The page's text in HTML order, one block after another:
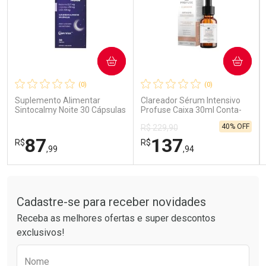
Comprar sem Desconto
Por R$ 189,99/cada
Comprar sem Desconto
Por R$ 189,99/cada
Comprar sem Desconto
Por R$ 85,99/cada
Comprar sem Desconto
Por R$ 85,99/cada
(0)
Suplemento Alimentar
Sintocalmy Noite 30 Cápsulas
R$87,99
COMPRAR
Laboratório
Por Menos
(0)
Clareador Sérum Intensivo
Profuse Caixa 30ml Conta-
R$ 229,90
R$137,94
40% OFF
COMPRAR
Laboratório
Por Menos
Cadastre-se para receber novidades
Receba as melhores ofertas e super descontos
exclusivos!
Nome